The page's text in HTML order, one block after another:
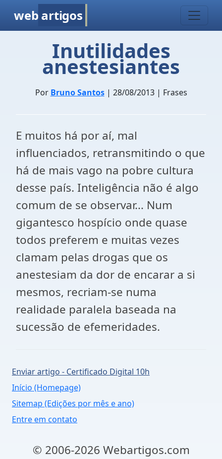
web artigos
Inutilidades
anestesiantes
Por Bruno Santos| 28/08/2013 | Frases
E muitos há por aí, mal
influenciados, retransmitindo o que
há de mais vago na pobre cultura
desse país. Inteligência não é algo
comum de se observar... Num
gigantesco hospício onde quase
todos preferem e muitas vezes
clamam pelas drogas que os
anestesiam da dor de encarar a si
mesmos, recriam-se numa
realidade paralela baseada na
sucessão de efemeridades.
Enviar artigo - Certificado Digital 10h
Início (Homepage)
Sitemap (Edições por mês e ano)
Entre em contato
© 2006-2026 Webartigos.com